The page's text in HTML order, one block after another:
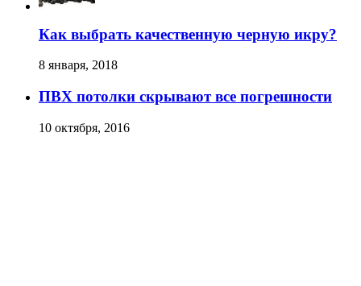
Как выбрать качественную черную икру?
8 января, 2018
ПВХ потолки скрывают все погрешности
10 октября, 2016